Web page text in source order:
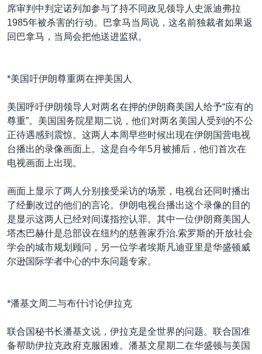
席审判中判定诺列加参与了持不同政见领导人史派迪弗拉
1985年被杀害的行动。巴拿马当局说，这名前独裁者如果返
回巴拿马，当局会把他送进监狱。
*美国吁伊朗尊重两在押美国人
美国呼吁伊朗领导人对两名在押的伊朗裔美国人给予“应有的
尊重”。美国国务院星期二说，他们对两名美国人受到的不公
正待遇感到震惊。这两人本周早些时候出现在伊朗国营电视
台播出的录像画面上。这是自今年5月被捕后，他们首次在
电视画面上出现。
画面上显示了两人分别接受采访的场景，电视台还同时播出
了经删改过的他们的言论。伊朗电视台播出这个录像的目的
是显示这两人已经对间谍指控认罪。其中一位伊朗裔美国人
塔杰巴赫什是总部设在纽约的慈善家乔治.索罗斯的开放社会
学会的城市规划顾问，另一位学者埃斯凡迪亚里是华盛顿威
尔逊国际学者中心的中东问题专家。
*潘基文周二与布什讨论伊拉克
联合国秘书长潘基文说，伊拉克是全世界的问题。联合国准
备帮助伊拉克政府克服困难。潘基文星期二在华盛顿与美国